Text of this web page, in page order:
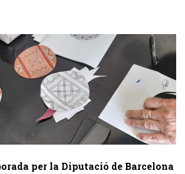
per la Diputació de Barcelona